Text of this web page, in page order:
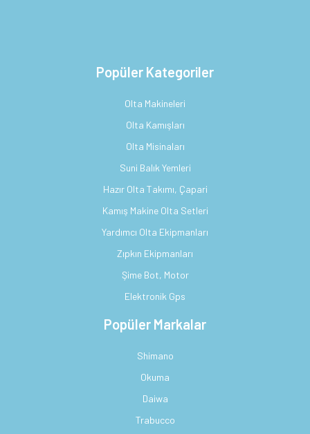
Popüler Kategoriler
Olta Makineleri
Olta Kamışları
Olta Misinaları
Suni Balık Yemleri
Hazır Olta Takımı, Çapari
Kamış Makine Olta Setleri
Yardımcı Olta Ekipmanları
Zıpkın Ekipmanları
Şime Bot, Motor
Elektronik Gps
Popüler Markalar
Shimano
Okuma
Daiwa
Trabucco